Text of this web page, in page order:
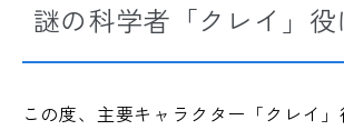
謎の科学者「クレイ」
この度、主要キャラクター「クレイ